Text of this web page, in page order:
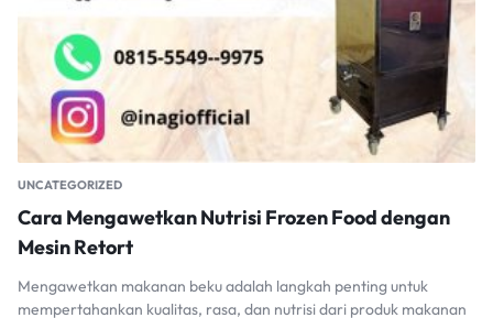
UNCATEGORIZED
Cara Mengawetkan Nutrisi Frozen Food dengan
Mesin Retort
Mengawetkan makanan beku adalah langkah penting untuk
mempertahankan kualitas, rasa, dan nutrisi dari produk makanan